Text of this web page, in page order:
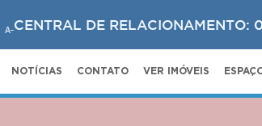
A-CENTRAL DE
NOTÍCIAS CONTATO VER IMÓVEIS